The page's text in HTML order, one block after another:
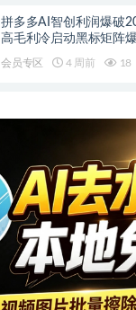
拼多多AI智创利润爆破
高毛利冷启动黑标矩阵
会员专区 4 周前 18